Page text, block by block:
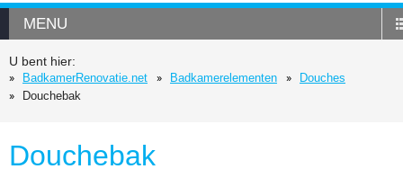
MENU
U bent hier:
BadkamerRenovatie.net
Badkamerelementen
Douches
Douchebak
Douchebak